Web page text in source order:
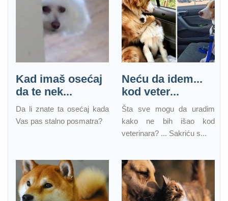
Kad imaš osećaj
da te nek...
Da li znate ta osećaj kada
Vas pas stalno posmatra?
Neću da idem...
kod veter...
Šta sve mogu da uradim
kako ne bih išao kod
veterinara? ... Sakriću s...